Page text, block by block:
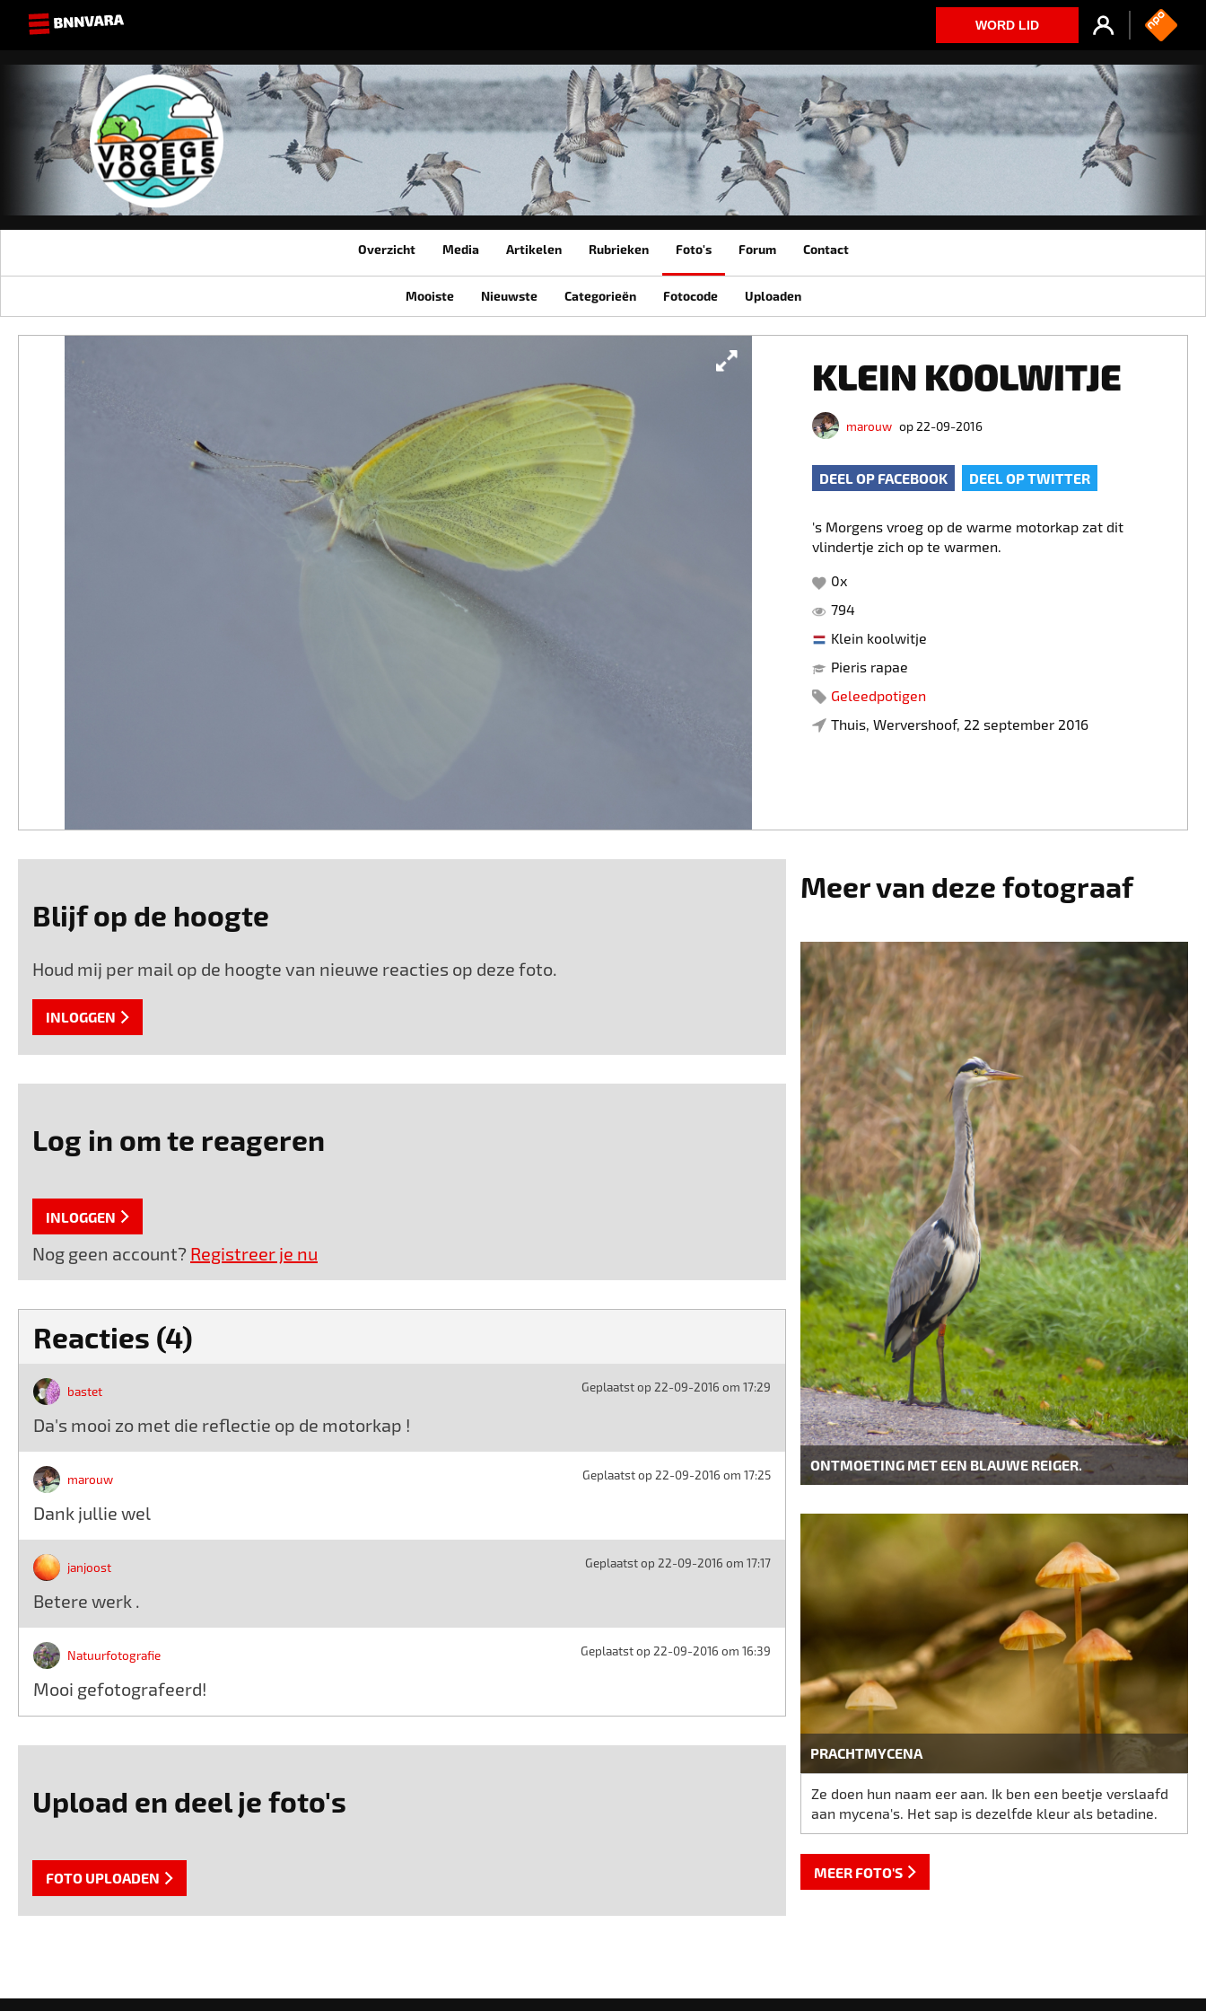
WORD LID
Overzicht Media Artikelen Rubrieken Foto's Forum Contact
Mooiste Nieuwste Categorieën Fotocode Uploaden
KLEIN KOOLWITJE
marouw op 22-09-2016
DEEL OP FACEBOOK DEEL OP TWITTER
's Morgens vroeg op de warme motorkap zat dit
vlindertje zich op te warmen.
0x
794
Klein koolwitje
Pieris rapae
Geleedpotigen
Thuis, Wervershoof, 22 september 2016
Blijf op de hoogte
Houd mij per mail op de hoogte van nieuwe reacties op deze foto.
INLOGGEN
Log in om te reageren
INLOGGEN
Nog geen account? Registreer je nu
Reacties (4)
bastet Geplaatst op 22-09-2016 om 17:29
Da's mooi zo met die reflectie op de motorkap !
marouw Geplaatst op 22-09-2016 om 17:25
Dank jullie wel
janjoost Geplaatst op 22-09-2016 om 17:17
Betere werk .
Natuurfotografie Geplaatst op 22-09-2016 om 16:39
Mooi gefotografeerd!
Upload en deel je foto's
FOTO UPLOADEN
Meer van deze fotograaf
ONTMOETING MET EEN BLAUWE REIGER.
PRACHTMYCENA
Ze doen hun naam eer aan. Ik ben een beetje verslaafd
aan mycena's. Het sap is dezelfde kleur als betadine.
MEER FOTO'S